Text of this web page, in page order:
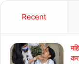
Recent